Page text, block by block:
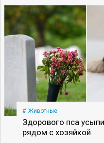
Животные
Здорового пса
рядом с хозяйкой